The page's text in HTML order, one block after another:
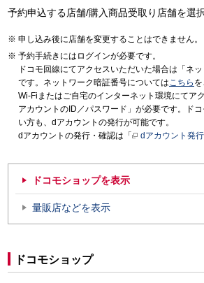
予約申込する店舗/購入商品受取り店舗を選
申し込み後に店舗を変更することはできません。
予約手続きにはログインが必要です。
ドコモ回線にてアクセスいただいた場合は「ネ
です。ネットワーク暗証番号についてはこちら
Wi-Fiまたはご自宅のインターネット環境にてア
アカウントのID／パスワード」が必要です。ド
い方も、dアカウントの発行が可能です。
dアカウントの発行・確認は「
dアカウント発行
ドコモショップを表示
量販店などを表示
ドコモショップ